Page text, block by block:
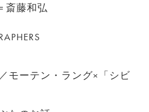
斎藤和弘
モーテン・ラング×「シビ